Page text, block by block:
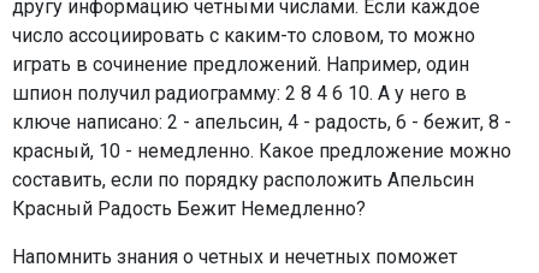
другу информацию четными числами. Если каждое
число ассоциировать с каким-то словом, то можно
играть в сочинение предложений. Например, один
шпион получил радиограмму: 2 8 4 6 10. А у него в
ключе написано: 2 - апельсин, 4 - радость, 6 - бежит, 8 -
красный, 10 - немедленно. Какое предложение можно
составить, если по порядку расположить Апельсин
Красный Радость Бежит Немедленно?
Напомнить знания о четных и нечетных поможет